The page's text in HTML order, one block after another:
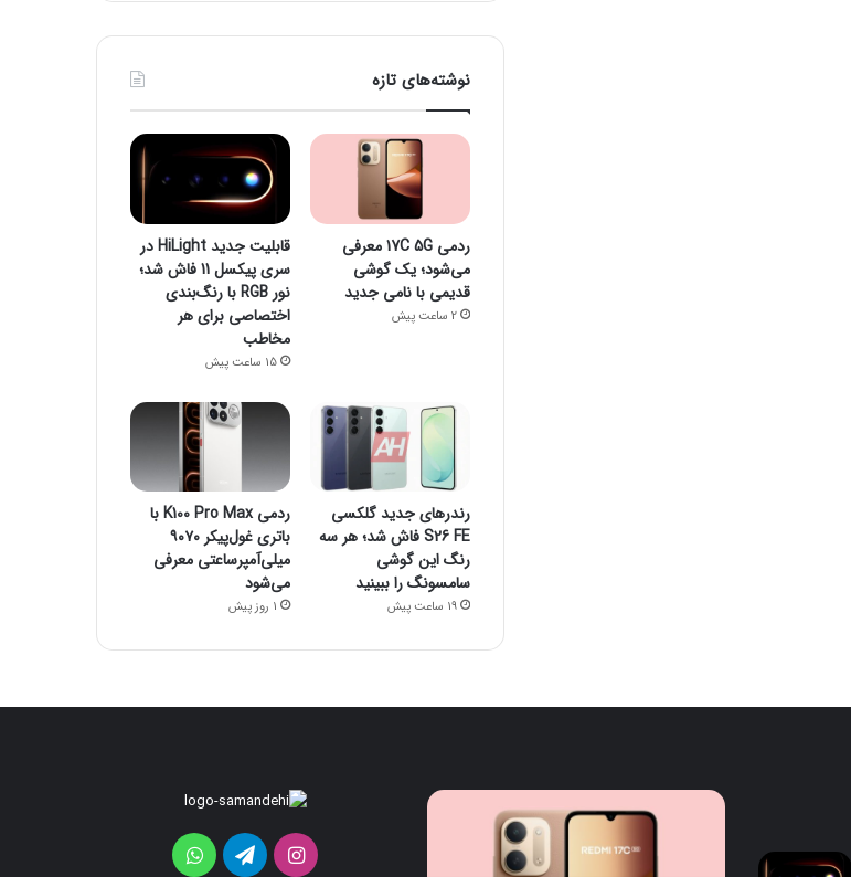
نوشته‌های تازه
ردمی 17C 5G معرفی
می‌شود؛ یک گوشی
قدیمی با نامی جدید
2 ساعت پیش
قابلیت جدید HiLight در
سری پیکسل 11 فاش شد؛
نور RGB با رنگ‌بندی
اختصاصی برای هر
مخاطب
15 ساعت پیش
رندرهای جدید گلکسی
S26 FE فاش شد؛ هر سه
رنگ این گوشی
سامسونگ را ببینید
19 ساعت پیش
ردمی K100 Pro Max با
باتری غول‌پیکر ۹۰۷۰
میلی‌آمپرساعتی معرفی
می‌شود
1 روز پیش
ردمی
اینستاگرامتلگرام واتس